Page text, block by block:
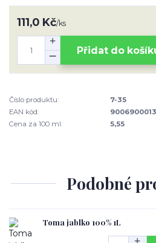
111,0 Kč/ks
Přidat do
Číslo produktu:
7-35
EAN kód:
Cena za 100 ml:
5,55
Podobné
Toma jablko 100% 1L